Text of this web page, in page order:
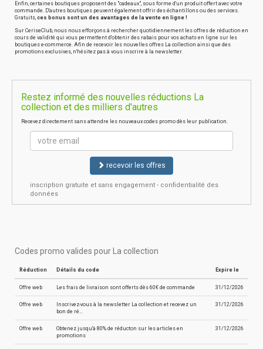
Enfin, certaines boutiques proposent des "cadeaux", sous forme d'un produit offert avec votre
commande. D'autres boutiques peuvent également offrir des échantillons ou des services.
Gratuits, ces bonus sont un des avantages de la vente en ligne !
Sur CeriseClub, nous nous efforçons à rechercher quotidiennement les offres de réduction en
cours de validité qui vous permettent d'obtenir des rabais pour vos achats en ligne sur les
boutiques e-commerce. Afin de recevoir les nouvelles offres La collection ainsi que des
promotions exclusives, n'hésitez pas à vous inscrire à la newsletter.
Restez informé des nouvelles réductions La
collection et des milliers d'autres
Recevez directement sans attendre les nouveaux codes promo dès leur publication.
recevoir les offres
inscription gratuite et sans engagement - confidentialité des
données
Codes promo valides pour La collection
Réduction Détails du code Expire le
Offre web Les frais de livraison sont offerts dès 60€ de commande 31/12/2026
Offre web
Inscrivez-vous à la newsletter La collection et recevez un
bon de ré…
31/12/2026
Offre web
Obtenez jusqu'à 80% de réducton sur les articles en
promotions
31/12/2026